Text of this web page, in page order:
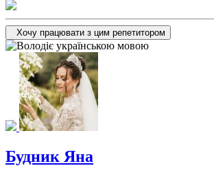
Хочу працювати з цим репетитором
Будник Яна